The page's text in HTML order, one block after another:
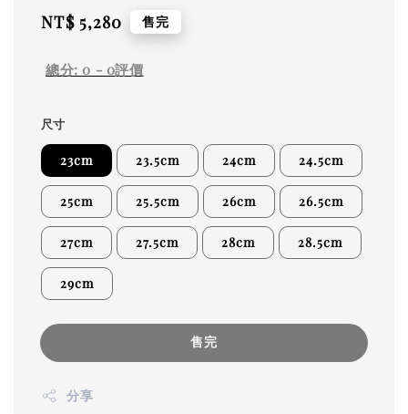
Regular
NT$ 5,280 售完
總分: 0 - 0評價
尺寸
23cm 23.5cm 24cm 24.5cm
25cm 25.5cm 26cm 26.5cm
27cm 27.5cm 28cm 28.5cm
29cm
售完
分享